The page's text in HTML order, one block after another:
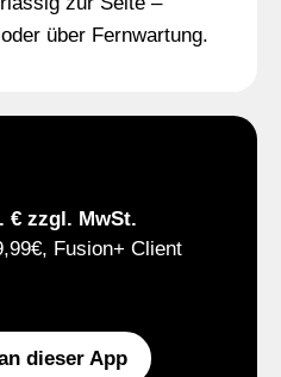
über Fernwartung.
€ zzgl. MwSt.
Fusion+ Client
dieser App